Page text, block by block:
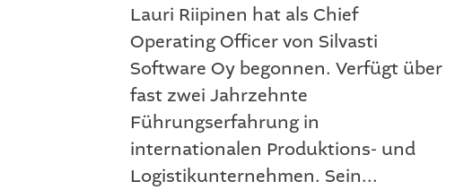
Lauri Riipinen hat als Chief
Operating Officer von Silvasti
Software Oy begonnen. Verfügt über
fast zwei Jahrzehnte
Führungserfahrung in
internationalen Produktions- und
Logistikunternehmen. Sein...